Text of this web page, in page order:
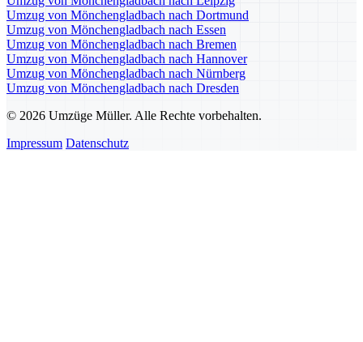
Umzug von Mönchengladbach nach Dortmund
Umzug von Mönchengladbach nach Essen
Umzug von Mönchengladbach nach Bremen
Umzug von Mönchengladbach nach Hannover
Umzug von Mönchengladbach nach Nürnberg
Umzug von Mönchengladbach nach Dresden
© 2026 Umzüge Müller. Alle Rechte vorbehalten.
Impressum Datenschutz